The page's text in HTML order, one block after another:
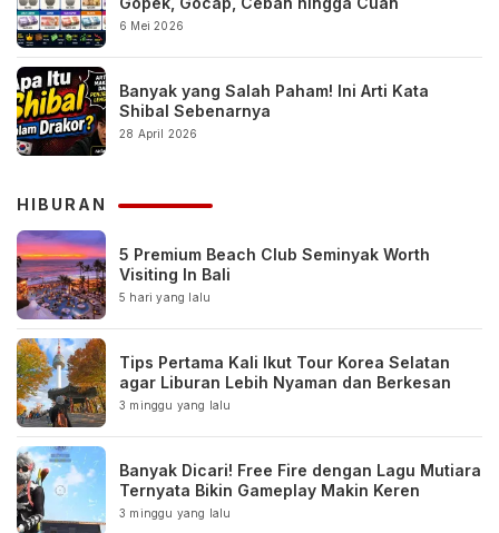
6 Mei 2026
Banyak yang Salah Paham! Ini Arti Kata
Shibal Sebenarnya
28 April 2026
HIBURAN
5 Premium Beach Club Seminyak Worth
Visiting In Bali
5 hari yang lalu
Tips Pertama Kali Ikut Tour Korea Selatan
agar Liburan Lebih Nyaman dan Berkesan
3 minggu yang lalu
Banyak Dicari! Free Fire dengan Lagu Mutiara
Ternyata Bikin Gameplay Makin Keren
3 minggu yang lalu